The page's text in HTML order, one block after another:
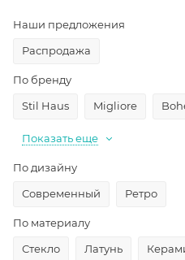
Наши предложения
Распродажа
По бренду
Stil Haus
Migliore
Показать еще
По дизайну
Современный
Ретро
По материалу
Стекло
Латунь